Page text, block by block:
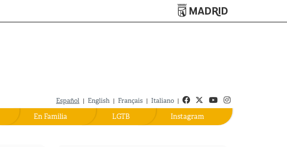
Turismo de Madrid
Español | English | Français | Italiano | Facebook
TwitterYoutube
Instagram
Instagram
LGTB
En Familia